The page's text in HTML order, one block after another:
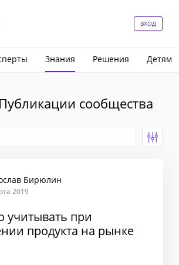
ВХОД
Знания Решения Детям
сообщества
Бирюлин
2019
учитывать при
продукта на рынке